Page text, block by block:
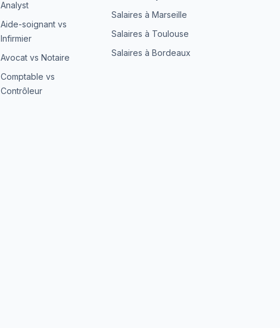
Analyst
Aide-soignant vs
Infirmier
Avocat vs Notaire
Comptable vs
Contrôleur
Salaires à Marseille
Salaires à Toulouse
Salaires à Bordeaux